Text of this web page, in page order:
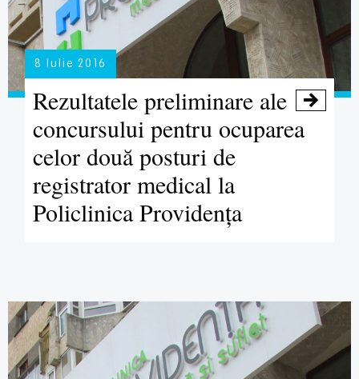
8 Iulie 2016

Rezultatele preliminare ale
concursului pentru ocuparea
celor două posturi de
registrator medical la
Policlinica Providenţa